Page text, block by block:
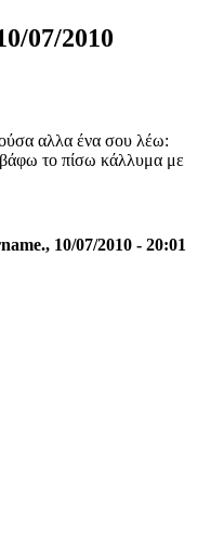
07/2010
αλλα ένα σου λέω:
βάφω το πίσω κάλλυμα με
10/07/2010 - 20:01